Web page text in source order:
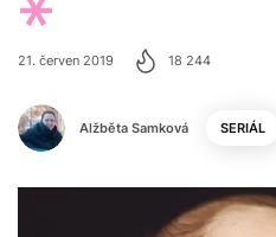
Alžběta Samková
21. červen 2019 18 244
SERIÁL